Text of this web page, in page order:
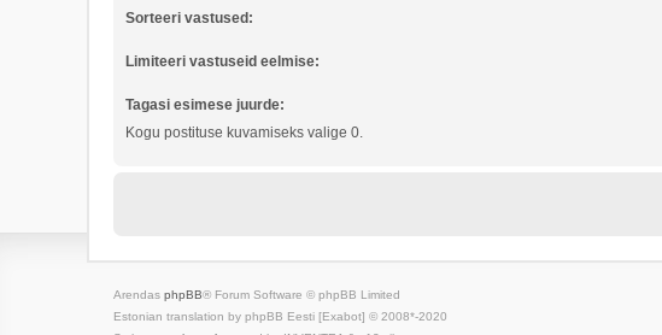
Sorteeri vastused:
Limiteeri vastuseid eelmise:
Tagasi esimese juurde:
Kogu postituse kuvamiseks valige 0.
Arendas phpBB® Forum Software © phpBB Limited
Estonian translation by phpBB Eesti [Exabot] © 2008*-2020